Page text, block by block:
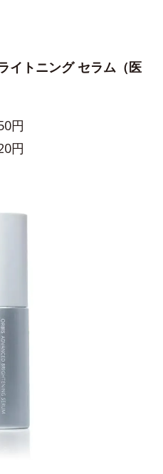
トニング セラム（医
円
円